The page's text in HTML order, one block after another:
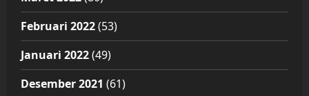
Februari 2022(53)
Januari 2022(49)
Desember 2021 (61)